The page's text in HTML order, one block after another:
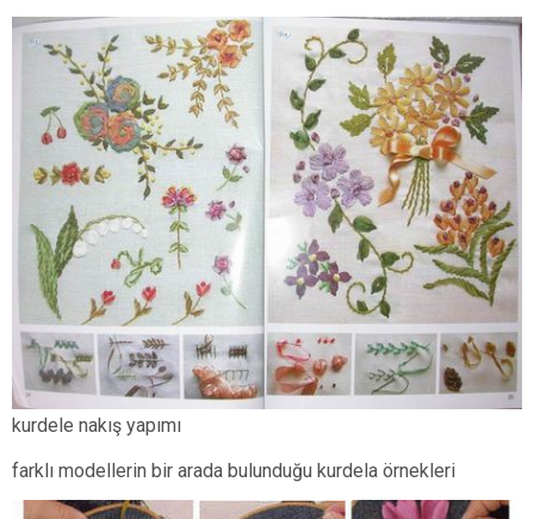
kurdele nakış yapımı
farklı modellerin bir arada bulunduğu kurdela örnekleri